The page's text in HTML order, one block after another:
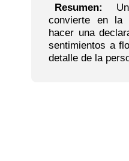
Resumen:
Un
convierte en la
hacer una
sentimientos a
detalle de la